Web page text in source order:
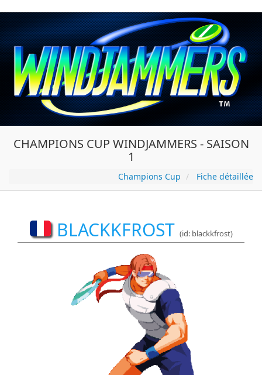
CHAMPIONS CUP WINDJAMMERS - SAISON
1
Champions Cup Fiche détaillée
BLACKKFROST (id: blackkfrost)